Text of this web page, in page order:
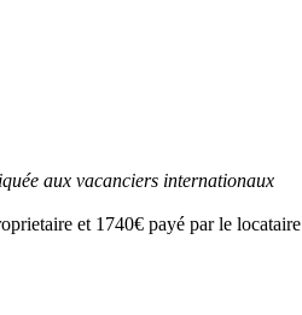
aux vacanciers internationaux
et 1740€ payé par le locataire